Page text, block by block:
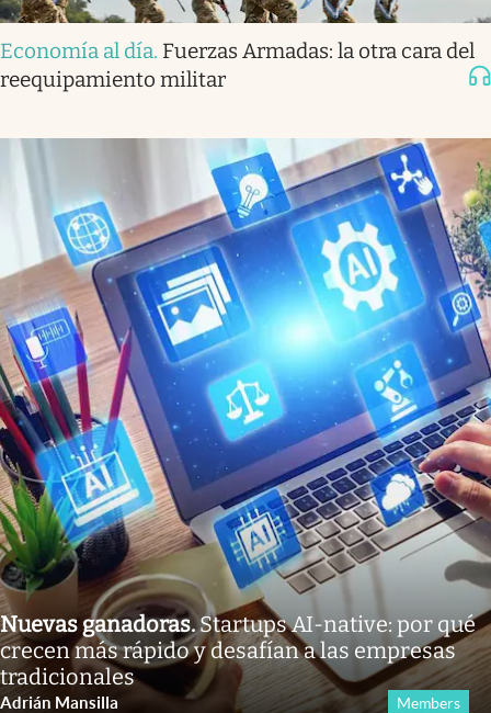
Economía al día. Fuerzas Armadas: la otra cara del
reequipamiento militar
Nuevas ganadoras.Startups AI-native: por qué
crecen más rápido y desafían a las empresas
tradicionales
Adrián Mansilla Members